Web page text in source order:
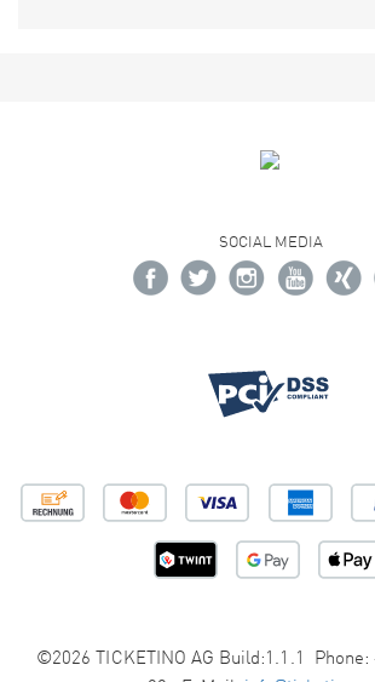
SOCIAL MEDIA
©2026 TICKETINO AG Build:1.1.1 Phone: